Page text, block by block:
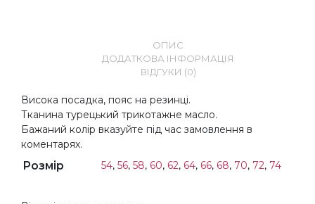
ОПИС
ДОДАТКОВА ІНФОРМАЦІЯ
ВІДГУКИ (0)
Висока посадка, пояс на резинці.
Тканина турецький трикотажне масло.
Бажаний колір вказуйте під час замовлення в
коментарях.
Розмір 54, 56, 58, 60, 62, 64, 66, 68, 70, 72, 74